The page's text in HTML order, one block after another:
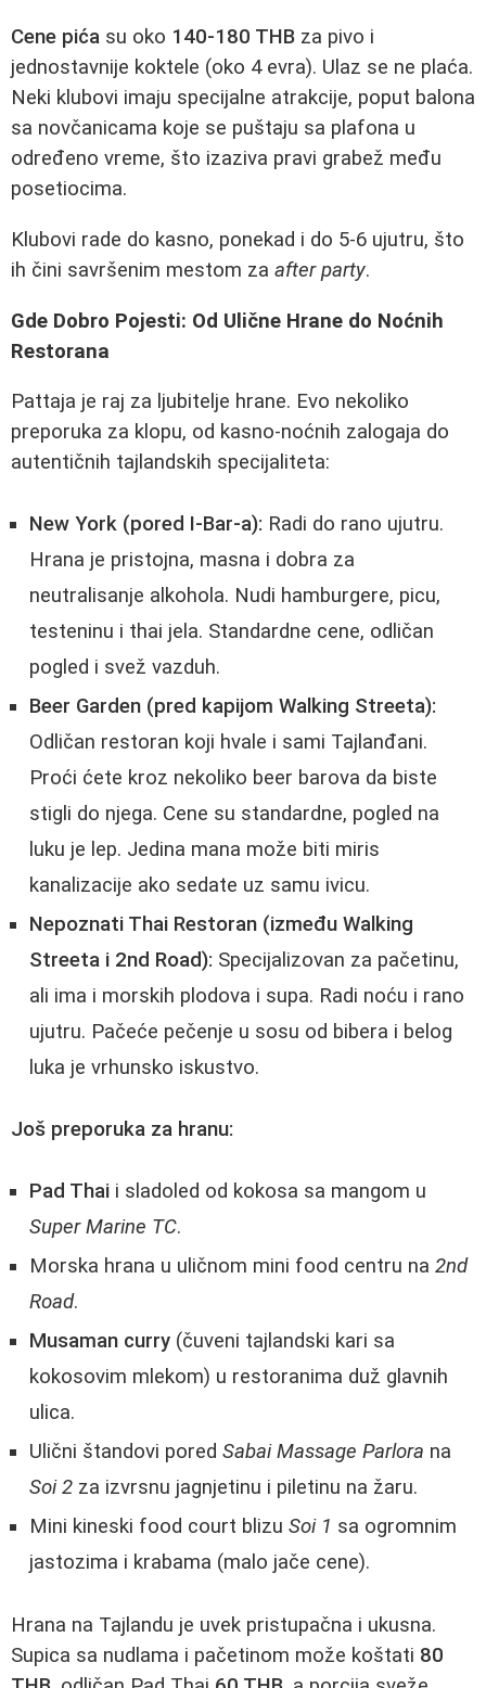
Cene pića su oko 140-180 THB za pivo i
jednostavnije koktele (oko 4 evra). Ulaz se ne plaća.
Neki klubovi imaju specijalne atrakcije, poput balona
sa novčanicama koje se puštaju sa plafona u
određeno vreme, što izaziva pravi grabež među
posetiocima.
Klubovi rade do kasno, ponekad i do 5-6 ujutru, što
ih čini savršenim mestom za after party.
Gde Dobro Pojesti: Od Ulične Hrane do Noćnih
Restorana
Pattaja je raj za ljubitelje hrane. Evo nekoliko
preporuka za klopu, od kasno-noćnih zalogaja do
autentičnih tajlandskih specijaliteta:
New York (pored I-Bar-a): Radi do rano ujutru.
Hrana je pristojna, masna i dobra za
neutralisanje alkohola. Nudi hamburgere, picu,
testeninu i thai jela. Standardne cene, odličan
pogled i svež vazduh.
Beer Garden (pred kapijom Walking Streeta):
Odličan restoran koji hvale i sami Tajlanđani.
Proći ćete kroz nekoliko beer barova da biste
stigli do njega. Cene su standardne, pogled na
luku je lep. Jedina mana može biti miris
kanalizacije ako sedate uz samu ivicu.
Nepoznati Thai Restoran (između Walking
Streeta i 2nd Road): Specijalizovan za pačetinu,
ali ima i morskih plodova i supa. Radi noću i rano
ujutru. Pačeće pečenje u sosu od bibera i belog
luka je vrhunsko iskustvo.
Još preporuka za hranu:
Pad Thai i sladoled od kokosa sa mangom u
Super Marine TC.
Morska hrana u uličnom mini food centru na 2nd
Road.
Musaman curry (čuveni tajlandski kari sa
kokosovim mlekom) u restoranima duž glavnih
ulica.
Ulični štandovi pored Sabai Massage Parlora na
Soi 2 za izvrsnu jagnjetinu i piletinu na žaru.
Mini kineski food court blizu Soi 1 sa ogromnim
jastozima i krabama (malo jače cene).
Hrana na Tajlandu je uvek pristupačna i ukusna.
Supica sa nudlama i pačetinom može koštati 80